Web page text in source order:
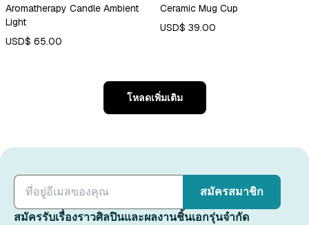
Aromatherapy Candle Ambient
Light
USD$ 65.00
Ceramic Mug Cup
USD$ 39.00
โหลดเพิ่มเติม
สมัครสมาชิก
สมัครรับเรื่องราวศิลปินและผลงานชิ้นเอกรุ่นจำกัด